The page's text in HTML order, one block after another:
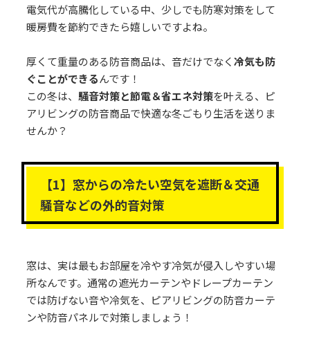
電気代が高騰化している中、少しでも防寒対策をして
暖房費を節約できたら嬉しいですよね。
厚くて重量のある防音商品は、音だけでなく冷気も防
ぐことができるんです！
この冬は、騒音対策と節電＆省エネ対策を叶える、ピ
アリビングの防音商品で快適な冬ごもり生活を送りま
せんか？
【1】窓からの冷たい空気を遮断＆交通
騒音などの外的音対策
窓は、実は最もお部屋を冷やす冷気が侵入しやすい場
所なんです。通常の遮光カーテンやドレープカーテン
では防げない音や冷気を、ピアリビングの防音カーテ
ンや防音パネルで対策しましょう！